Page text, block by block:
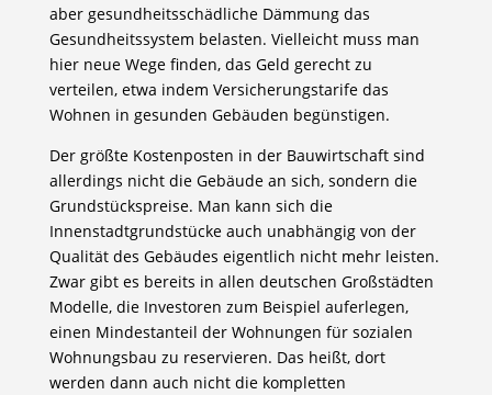
aber gesundheitsschädliche Dämmung das
Gesundheitssystem belasten. Vielleicht muss man
hier neue Wege finden, das Geld gerecht zu
verteilen, etwa indem Versicherungstarife das
Wohnen in gesunden Gebäuden begünstigen.
Der größte Kostenposten in der Bauwirtschaft sind
allerdings nicht die Gebäude an sich, sondern die
Grundstückspreise. Man kann sich die
Innenstadtgrundstücke auch unabhängig von der
Qualität des Gebäudes eigentlich nicht mehr leisten.
Zwar gibt es bereits in allen deutschen Großstädten
Modelle, die Investoren zum Beispiel auferlegen,
einen Mindestanteil der Wohnungen für sozialen
Wohnungsbau zu reservieren. Das heißt, dort
werden dann auch nicht die kompletten